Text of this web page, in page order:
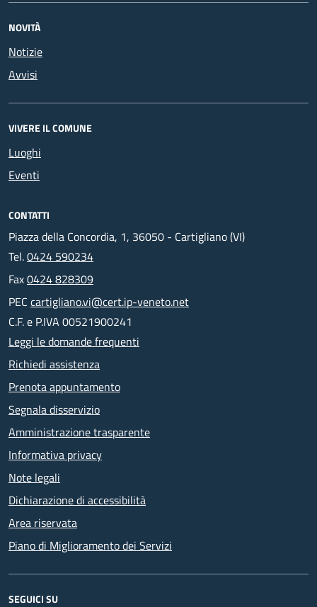
NOVITÀ
Notizie
Avvisi
VIVERE IL COMUNE
Luoghi
Eventi
CONTATTI
Piazza della Concordia, 1, 36050 - Cartigliano (VI)
Tel.0424 590234
Fax0424 828309
PEC cartigliano.vi@cert.ip-veneto.net
C.F. e P.IVA 00521900241
Leggi le domande frequenti
Richiedi assistenza
Prenota appuntamento
Segnala disservizio
Amministrazione trasparente
Informativa privacy
Note legali
Dichiarazione di accessibilità
Area riservata
Piano di Miglioramento dei Servizi
SEGUICI SU